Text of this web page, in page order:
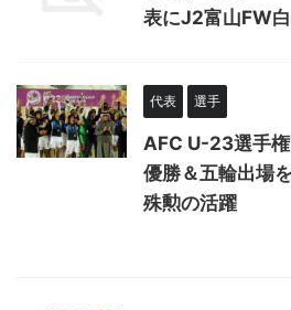
表にJ2富山FW
代表 選手
AFC U-23選手
優勝＆五輪出場
殊勲の活躍